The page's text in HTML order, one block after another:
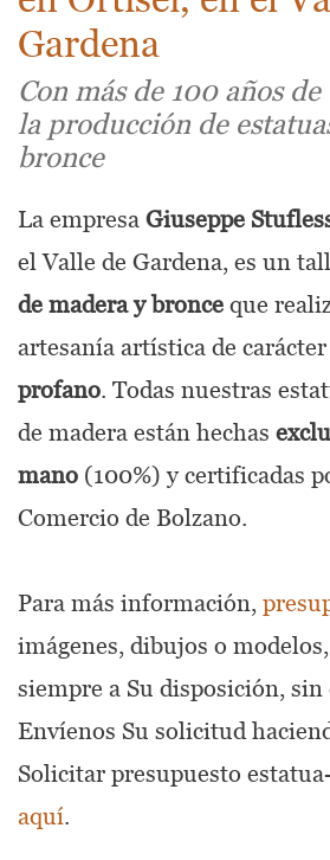
Vídeos de escultura en madera
Más de 100 años de historia y
Solicitud de presupuesto para
Gardena
Con más de 100 años
la producción de
bronce
La empresa Giuseppe
el Valle de Gardena, es un
de madera y bronce que
artesanía artística de carácter
profano. Todas nuestras
de madera están hechas
mano (100%) y certificadas
Comercio de Bolzano.
Para más información,
imágenes, dibujos o
siempre a Su disposición,
Envíenos Su solicitud
Solicitar presupuesto
aquí.